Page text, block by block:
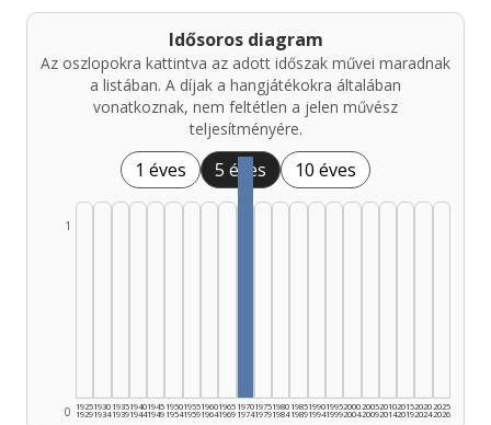
Idősoros diagram
Az oszlopokra kattintva az adott időszak művei maradnak
a listában. A díjak a hangjátékokra általában
vonatkoznak, nem feltétlen a jelen művész
teljesítményére.
1 éves 5 éves 10 éves
0
1
1925
1929
1930
1934
1935
1939
1940
1944
1945
1949
1950
1954
1955
1959
1960
1964
1965
1969
1970
1974
1975
1979
1980
1984
1985
1989
1990
1994
1995
1999
2000
2004
2005
2009
2010
2014
2015
2019
2020
2024
2025
2026